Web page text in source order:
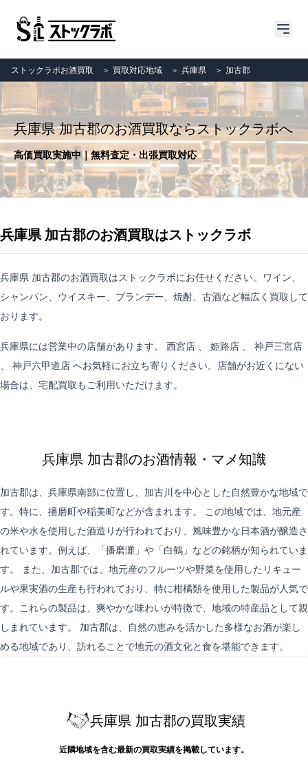
ストックラボお酒買取 ＞ 買取対応地域 ＞ 兵庫県 ＞ 加古郡
兵庫県 加古郡のお酒買取ならストックラボへ
高価買取実施中｜無料査定・出張買取対応
兵庫県 加古郡のお酒買取はストックラボ
兵庫県 加古郡のお酒買取はストックラボにお任せください。ワイン、
シャンパン、ウイスキー、ブランデー、焼酎、古酒など幅広く買取して
おります。
兵庫県には営業中の店舗があります。 西宮店 姫路店
神戸三宮店
神戸六甲道店 へお気軽にお立ち寄りください。店舗がお近くにない
場合は、 宅配買取 もご利用いただけます。
兵庫県 加古郡のお酒情報・マメ知識
加古郡は、兵庫県南部に位置し、加古川を中心とした自然豊かな地域で
す。特に、播磨町や稲美町などが含まれます。 この地域では、地元産
の米や水を使用した酒造りが行われており、風味豊かな日本酒が醸造さ
れています。例えば、「播磨灘」や「白鶴」などの銘柄が知られていま
す。 また、加古郡では、地元産のフルーツや野菜を使用したリキュー
ルや果実酒の生産も行われており、特に柑橘類を使用した製品が人気で
す。これらの製品は、爽やかな味わいが特徴で、地域の特産品として親
しまれています。 加古郡は、自然の恵みを活かした多様なお酒が楽し
める地域であり、訪れることで地元の酒文化と食を堪能できます。
兵庫県 加古郡の買取実績
近隣地域を含む最新の買取実績を掲載しています。